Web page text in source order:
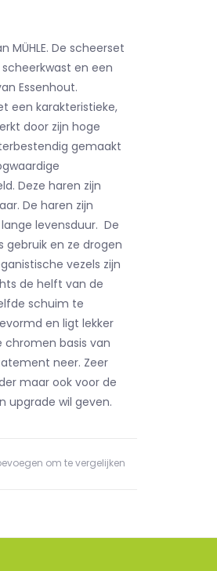
De scheerset
en een
Essenhout.
een karakteristieke,
door zijn hoge
gemaakt
Deze haren zijn
De haren zijn
levensduur. De
gebruik en ze drogen
vezels zijn
de helft van de
schuim te
en ligt lekker
chromen basis van
neer. Zeer
maar ook voor de
upgrade wil geven.
om te vergelijken